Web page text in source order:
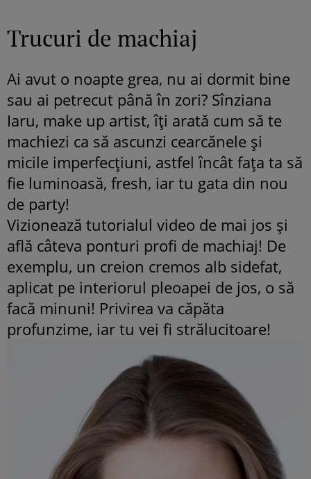
Trucuri de machiaj
Ai avut o noapte grea, nu ai dormit bine
sau ai petrecut până în zori? Sînziana
Iaru, make up artist, îţi arată cum să te
machiezi ca să ascunzi cearcănele şi
micile imperfecţiuni, astfel încât faţa ta să
fie luminoasă, fresh, iar tu gata din nou
de party!
Vizionează tutorialul video de mai jos şi
află câteva ponturi profi de machiaj! De
exemplu, un creion cremos alb sidefat,
aplicat pe interiorul pleoapei de jos, o să
facă minuni! Privirea va căpăta
profunzime, iar tu vei fi strălucitoare!